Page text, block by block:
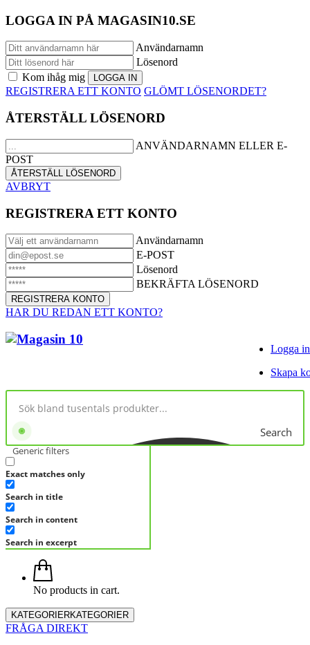
LOGGA IN PÅ MAGASIN10.SE
Användarnamn
Lösenord
Kom ihåg mig
REGISTRERA ETT KONTO GLÖMT LÖSENORDET?
ÅTERSTÄLL LÖSENORD
ANVÄNDARNAMN ELLER E-
POST
AVBRYT
REGISTRERA ETT KONTO
Användarnamn
E-POST
Lösenord
BEKRÄFTA LÖSENORD
HAR DU REDAN ETT KONTO?
Logga in
Skapa
Search
Generic filters
Exact matches only
Search in title
Search in content
Search in excerpt
No products in cart.
KATEGORIERKATEGORIER
FRÅGA DIREKT